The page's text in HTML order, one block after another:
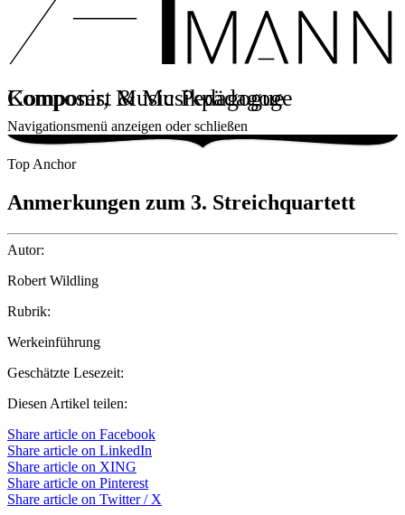
Komponist & Musikpädagoge
Composer, Music Pedagogue
Navigationsmenü anzeigen oder schließen
Top Anchor
Anmerkungen zum 3. Streichquartett
Autor:
Robert Wildling
Rubrik:
Werkeinführung
Geschätzte Lesezeit:
Diesen Artikel teilen:
Share article on Facebook
Share article on LinkedIn
Share article on XING
Share article on Pinterest
Share article on Twitter / X